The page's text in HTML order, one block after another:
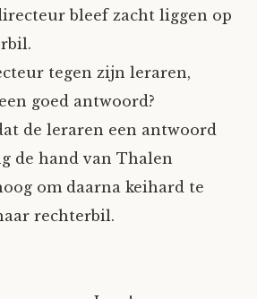
bleef zacht liggen op
tegen zijn leraren,
goed antwoord?
de leraren een antwoord
de hand van Thalen
om daarna keihard te
rechterbil.